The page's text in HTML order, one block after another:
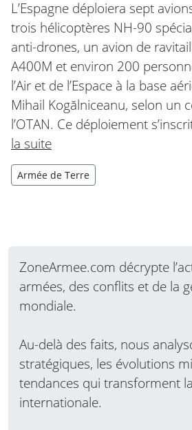
L’Espagne déploiera sept
trois hélicoptères NH-90
anti-drones, un avion de
A400M et environ 200
l’Air et de l’Espace à la base
Mihail Kogălniceanu, selon un
l’OTAN. Ce déploiement
la suite
Armée de Terre
ZoneArmee.com décrypte
armées, des conflits et de la
mondiale.
Au-delà des faits, nous
stratégiques, les évolutions
tendances qui transforment
internationale.